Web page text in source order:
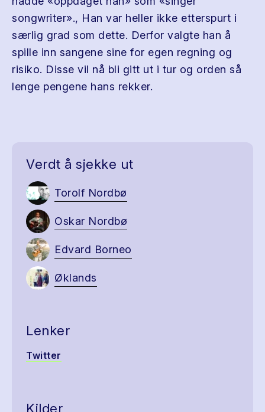
songwriter»., Han var heller ikke etterspurt i
særlig grad som dette. Derfor valgte han å
spille inn sangene sine for egen regning og
risiko. Disse vil nå bli gitt ut i tur og orden så
lenge pengene hans rekker.
Verdt å sjekke ut
Torolf Nordbø
Oskar Nordbø
Edvard Borneo
Øklands
Lenker
Twitter
Kilder